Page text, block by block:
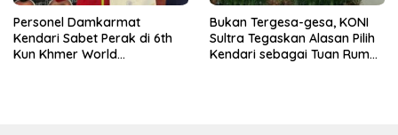
Personel Damkarmat
Kendari Sabet Perak di 6th
Kun Khmer World
Bukan Tergesa-gesa, KONI
Sultra Tegaskan Alasan Pilih
Kendari sebagai Tuan Rumah